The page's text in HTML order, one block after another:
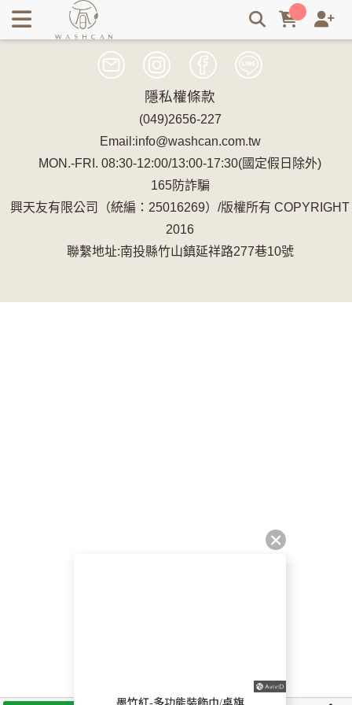
Washcan 瓦士肯｜台灣永續飯店織品品牌・循環經濟與零廢棄
隱私權條款
(049)2656-227
Email:info@washcan.com.tw
MON.-FRI. 08:30-12:00/13:00-17:30(國定假日除外)
165防詐騙
興天友有限公司（統編：25016269）/版權所有 COPYRIGHT
2016
聯繫地址:南投縣竹山鎮延祥路277巷10號